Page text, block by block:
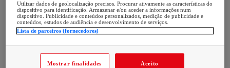
Utilizar dados de geolocalização precisos. Procurar ativamente as características do
dispositivo para identificação. Armazenar e/ou aceder a informações num
dispositivo. Publicidade e conteúdos personalizados, medição de publicidade e
conteúdos, estudos de audiência e desenvolvimento de serviços.
Lista de parceiros (fornecedores)
Mostrar finalidades Aceito